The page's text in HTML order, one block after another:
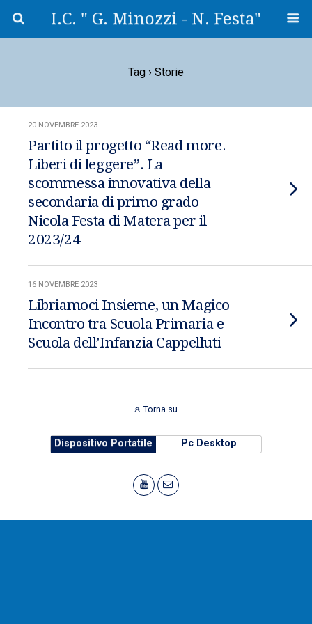
I.C. " G. Minozzi - N. Festa"
Tag › Storie
20 NOVEMBRE 2023
Partito il progetto “Read more.
Liberi di leggere”. La
scommessa innovativa della
secondaria di primo grado
Nicola Festa di Matera per il
2023/24
16 NOVEMBRE 2023
Libriamoci Insieme, un Magico
Incontro tra Scuola Primaria e
Scuola dell’Infanzia Cappelluti
Torna su
Dispositivo Portatile Pc Desktop